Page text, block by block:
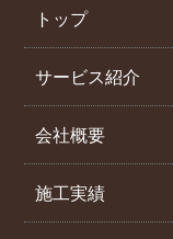
トップ
サービス紹介
会社概要
施工実績